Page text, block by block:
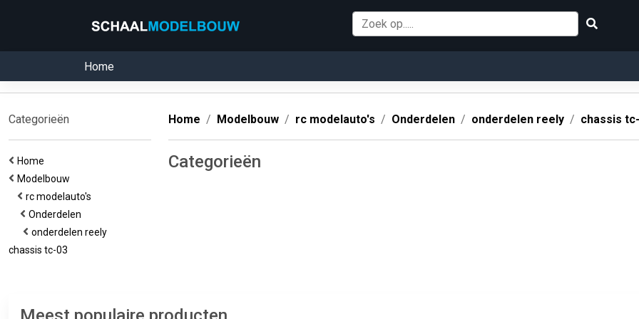
Home
Categorieën
Home
Modelbouw
rc modelauto's
Onderdelen
onderdelen reely
chassis tc-03
Home Modelbouw rc modelauto's Onderdelen onderdelen reely chassis
Categorieën